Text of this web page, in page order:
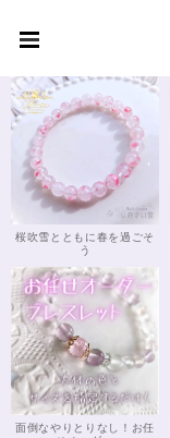
桜吹雪とともに春を過ごそ
う
面倒なやりとりなし！お任